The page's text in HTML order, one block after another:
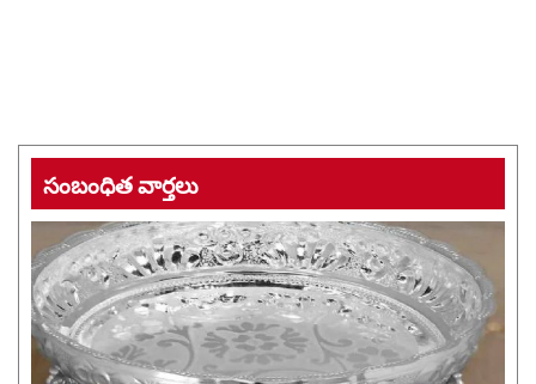
సంబంధిత వార్తలు